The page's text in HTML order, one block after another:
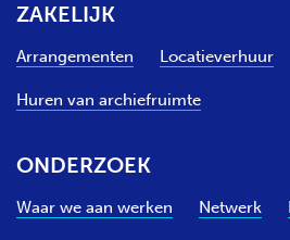
ZAKELIJK
Arrangementen Locatieverhuur
Huren van archiefruimte
ONDERZOEK
Waar we aan werken Netwerk